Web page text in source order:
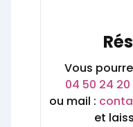
Vous
04 50 24 20
ou mail :
et